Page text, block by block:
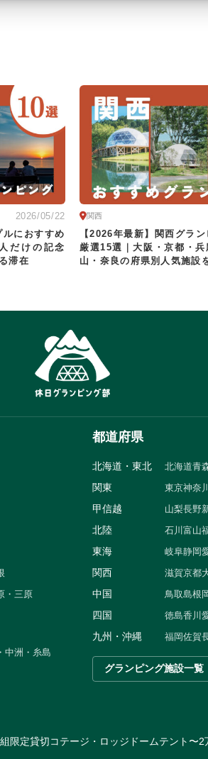
2026/05/22
ルにおすすめ
だけの記念
滞在
関西
【2026年最新】関西グラ
厳選15選｜大阪・京都・
山・奈良の府県別人気施設
・三原
中洲・糸島
都道府県
北海道・東北 北海道青
関東 東京神奈川
甲信越 山梨長野
北陸 石川 富山
東海 岐阜静岡
関西 滋賀京都
中国 鳥取島根
四国 徳島香川
九州・沖縄 福岡佐賀
グランピング施設一覧
限定貸切コテージ・ロッジ ドームテント 〜2